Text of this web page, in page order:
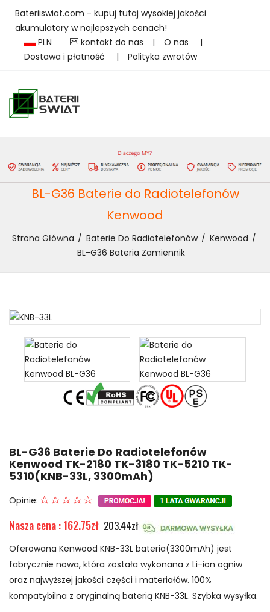
Bateriiswiat.com - kupuj tutaj wysokiej jakości
akumulatory w najlepszych cenach!
PLN
kontakt do nas | O nas
|
Dostawa i płatność
| Polityka zwrotów
BL-G36 Baterie do Radiotelefonów
Kenwood
Strona Główna Baterie Do Radiotelefonów
Kenwood
BL-G36 Bateria Zamiennik
BL-G36 Baterie Do Radiotelefonów
Kenwood TK-2180 TK-3180 TK-5210 TK-
5310(KNB-33L, 3300mAh)
Opinie:
Nasza cena : 162.75zł 203.44zł
Oferowana Kenwood KNB-33L bateria(3300mAh) jest
fabrycznie nowa, która została wykonana z Li-ion ogniw
oraz najwyższej jakości części i materiałów. 100%
kompatybilna z oryginalną baterią KNB-33L. Szybka wysyłka.